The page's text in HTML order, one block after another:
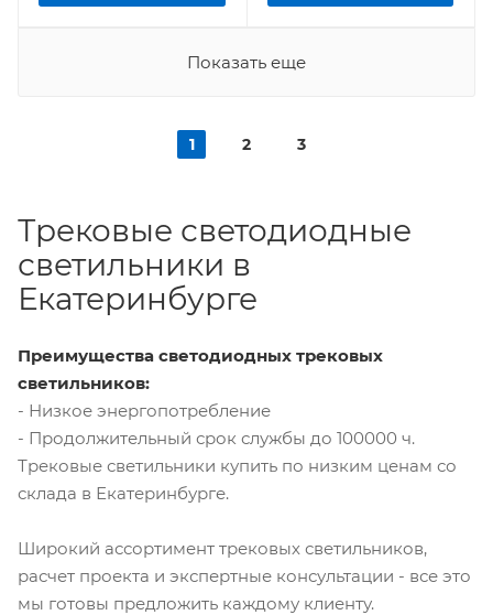
Показать еще
1 2 3
Трековые светодиодные
светильники в
Екатеринбурге
Преимущества светодиодных трековых
светильников:
- Низкое энергопотребление
- Продолжительный срок службы до 100000 ч.
Трековые светильники купить по низким ценам со
склада в Екатеринбурге.
Широкий ассортимент трековых светильников,
расчет проекта и экспертные консультации - все это
мы готовы предложить каждому клиенту.